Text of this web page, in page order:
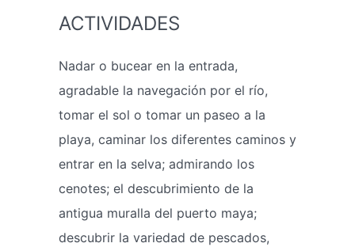
ACTIVIDADES
Nadar o bucear en la entrada,
agradable la navegación por el río,
tomar el sol o tomar un paseo a la
playa, caminar los diferentes caminos y
entrar en la selva; admirando los
cenotes; el descubrimiento de la
antigua muralla del puerto maya;
descubrir la variedad de pescados,